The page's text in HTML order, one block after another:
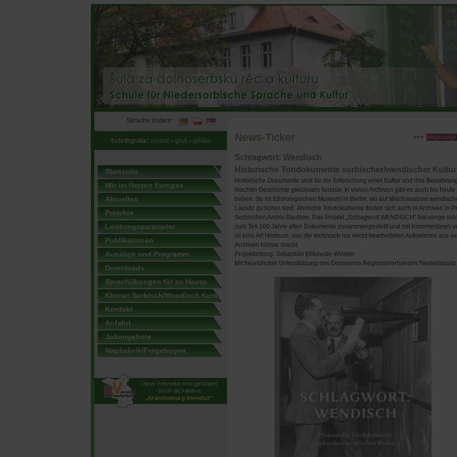
Sprache ändern:
Schriftgröße: normal • groß• größer
Startseite
Wir im Herzen Europas
Aktuelles
Projekte
Leistungsparameter
Publikationen
Auszüge und Programm
Downloads
Sprachübungen für zu Hause
Kleiner Sorbisch/Wendisch Kurs
Kontakt
Anfahrt
Jobangebote
Napšašnik/Fragebogen
News-Ticker Wupisanje
Schlagwort: Wendisch
Historische Tondokumente sorbischer/wendischer Kultur
Historische Dokumente sind für die Erforschung einer Kultur und ihre
machen Geschichte gleichsam fassbar. In vielen Archiven gibt es auch bis
heben. So im Ethnologischen Museum in Berlin, wo auf Wachswalzen
Lausitz zu hören sind. Ähnliche Tondokumente finden sich auch in Archiven in
Sorbischen Archiv Bautzen. Das Projekt „Schlagwort WENDISCH“ hat einige
zum Teil 100 Jahre alten Dokumente zusammengestellt und mit Kommentaren
ist eine Art Hörbuch, das die technisch nur leicht bearbeiteten Aufnahmen aus
Archiven hörbar macht.
Projektleitung: Sebastian Elikowski-Winkler
Mit freundlicher Unterstützung des Domowina Regionalverbandes Niederlausitz